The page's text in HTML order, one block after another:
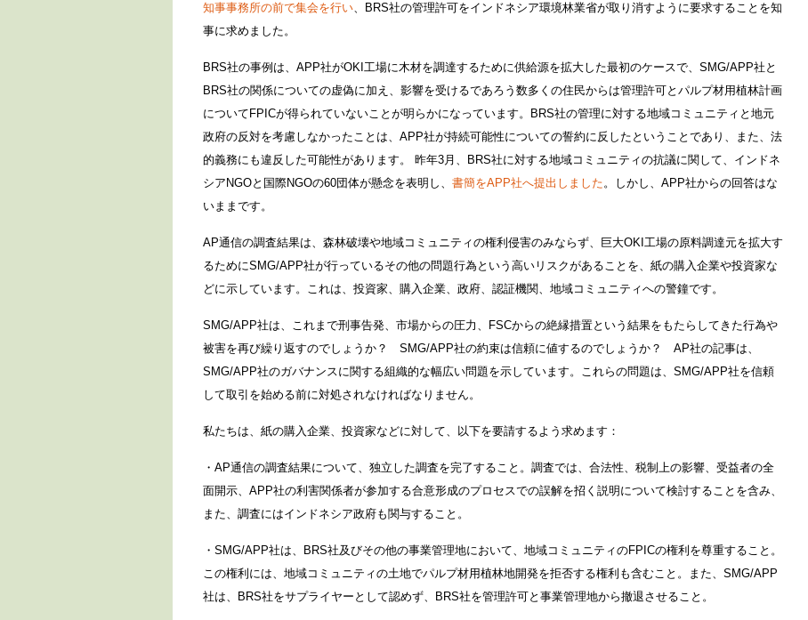
知事事務所の前で集会を行い、BRS社の管理許可をインドネシア環境林業省が取り消すように要求することを知
事に求めました。
BRS社の事例は、APP社がOKI工場に木材を調達するために供給源を拡大した最初のケースで、SMG/APP社と
BRS社の関係についての虚偽に加え、影響を受けるであろう数多くの住民からは管理許可とパルプ材用植林計画
についてFPICが得られていないことが明らかになっています。BRS社の管理に対する地域コミュニティと地元
政府の反対を考慮しなかったことは、APP社が持続可能性についての誓約に反したということであり、また、法
的義務にも違反した可能性があります。 昨年3月、BRS社に対する地域コミュニティの抗議に関して、インドネ
シアNGOと国際NGOの60団体が懸念を表明し、 書簡をAPP社へ提出しました。しかし、APP社からの回答はな
いままです。
AP通信の調査結果は、森林破壊や地域コミュニティの権利侵害のみならず、巨大OKI工場の原料調達元を拡大す
るためにSMG/APP社が行っているその他の問題行為という高いリスクがあることを、紙の購入企業や投資家な
どに示しています。これは、投資家、購入企業、政府、認証機関、地域コミュニティへの警鐘です。
SMG/APP社は、これまで刑事告発、市場からの圧力、FSCからの絶縁措置という結果をもたらしてきた行為や
被害を再び繰り返すのでしょうか？ SMG/APP社の約束は信頼に値するのでしょうか？ AP社の記事は、
SMG/APP社のガバナンスに関する組織的な幅広い問題を示しています。これらの問題は、SMG/APP社を信頼
して取引を始める前に対処されなければなりません。
私たちは、紙の購入企業、投資家などに対して、以下を要請するよう求めます：
・AP通信の調査結果について、独立した調査を完了すること。調査では、合法性、税制上の影響、受益者の全
面開示、APP社の利害関係者が参加する合意形成のプロセスでの誤解を招く説明について検討することを含み、
また、調査にはインドネシア政府も関与すること。
・SMG/APP社は、BRS社及びその他の事業管理地において、地域コミュニティのFPICの権利を尊重すること。
この権利には、地域コミュニティの土地でパルプ材用植林地開発を拒否する権利も含むこと。また、SMG/APP
社は、BRS社をサプライヤーとして認めず、BRS社を管理許可と事業管理地から撤退させること。